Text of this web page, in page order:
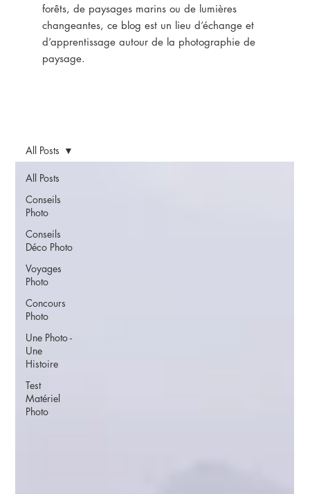
All Posts
Conseils
Photo
Conseils
Déco Photo
Voyages
Photo
Concours
Photo
Une Photo -
Une
Histoire
Test
Matériel
Photo
All Posts
forêts, de paysages marins ou de lumières
changeantes, ce blog est un lieu d’échange et
d’apprentissage autour de la photographie de
paysage.